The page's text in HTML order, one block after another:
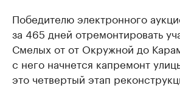
Победителю электронного
за 465 дней отремонтировать
Смелых от от Окружной до
с него начнется капремонт
это четвертый этап